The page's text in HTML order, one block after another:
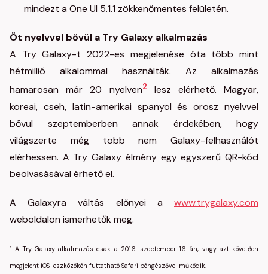
mindezt a One UI 5.1.1 zökkenőmentes felületén.
Öt nyelvvel bővül a Try Galaxy alkalmazás
A Try Galaxy-t 2022-es megjelenése óta több mint
hétmillió alkalommal használták. Az alkalmazás
hamarosan már 20 nyelven2lesz elérhető. Magyar,
koreai, cseh, latin-amerikai spanyol és orosz nyelvvel
bővül szeptemberben annak érdekében, hogy
világszerte még több nem Galaxy-felhasználót
elérhessen. A Try Galaxy élmény egy egyszerű QR-kód
beolvasásával érhető el.
A Galaxyra váltás előnyei a www.trygalaxy.com
weboldalon ismerhetők meg.
1 A Try Galaxy alkalmazás csak a 2016. szeptember 16-án, vagy azt követően
megjelent iOS-eszközökön futtatható Safari böngészővel működik.